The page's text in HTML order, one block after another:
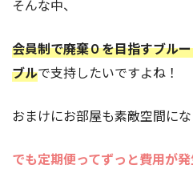
そんな中、
会員制で廃棄０を目指すブル
ブルで支持したいですよね！
おまけにお部屋も素敵空間に
でも定期便ってずっと費用が